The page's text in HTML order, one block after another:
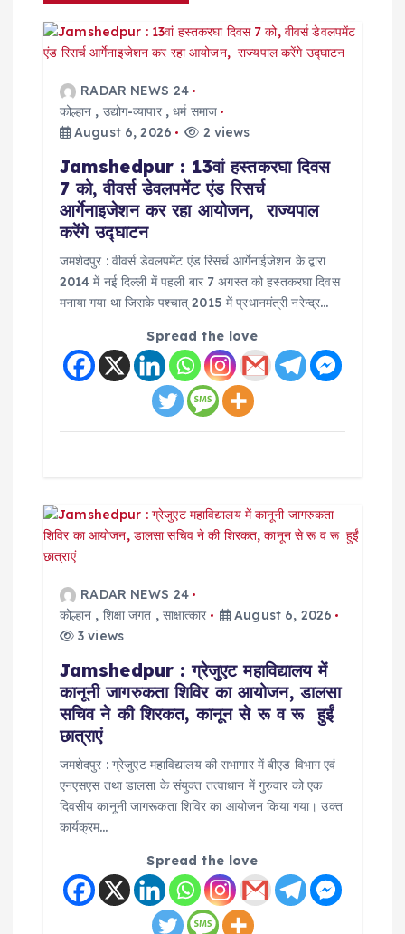
g
RADAR NEWS 24
कोल्हान , उद्योग-व्यापार,धर्म समाज
August 6, 2026
2 views
Jamshedpur : 13वां हस्तकरघा दिवस
7 को, वीवर्स डेवलपमेंट एंड रिसर्च
आर्गेनाइजेशन कर रहा आयोजन, राज्यपाल
करेंगे उद्घाटन
जमशेदपुर : वीवर्स डेवलपमेंट एंड रिसर्च आर्गेनाईजेशन के द्वारा
2014 में नई दिल्ली में पहली बार 7 अगस्त को हस्तकरघा दिवस
मनाया गया था जिसके पश्चात् 2015 में प्रधानमंत्री नरेन्द्र…
Spread the love
RADAR NEWS 24
कोल्हान , शिक्षा जगत , साक्षात्कार
August 6, 2026
3 views
Jamshedpur : ग्रेजुएट महाविद्यालय में
कानूनी जागरुकता शिविर का आयोजन, डालसा
सचिव ने की शिरकत, कानून से रू व रू हुईं
छात्राएं
जमशेदपुर : ग्रेजुएट महाविद्यालय की सभागार में बीएड विभाग एवं
एनएसएस तथा डालसा के संयुक्त तत्वाधान में गुरुवार को एक
दिवसीय कानूनी जागरूकता शिविर का आयोजन किया गया। उक्त
कार्यक्रम…
Spread the love